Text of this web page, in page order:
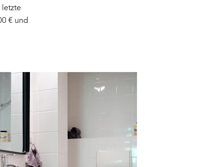
letzte
€ und